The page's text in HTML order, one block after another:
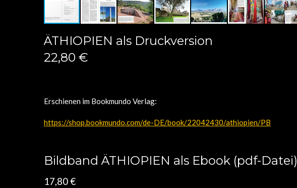
ÄTHIOPIEN als Druckversion
22,80 €
Erschienen im Bookmundo Verlag:
https://shop.bookmundo.com/de-DE/book/22042430/athiopien/PB
Bildband ÄTHIOPIEN als Ebook (pdf-Datei)
17,80 €